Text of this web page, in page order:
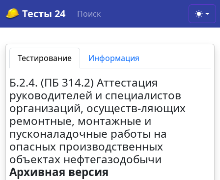
Тесты 24 Поиск
Тестирование Информация
Б.2.4. (ПБ 314.2) Аттестация
руководителей и специалистов
организаций, осуществ-ляющих
ремонтные, монтажные и
пусконаладочные работы на
опасных производственных
объектах нефтегазодобычи
Архивная версия